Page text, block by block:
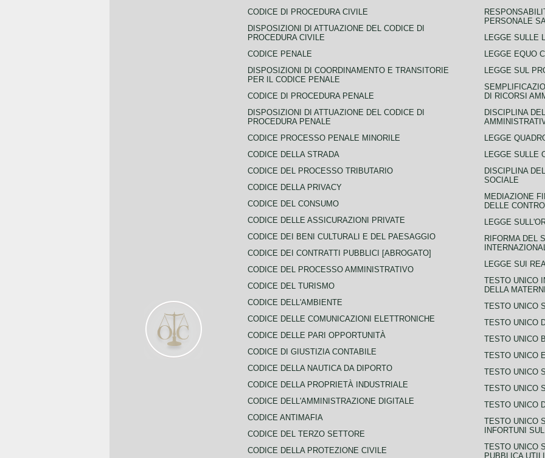
CODICE DI PROCEDURA CIVILE
DISPOSIZIONI DI ATTUAZIONE DEL CODICE DI
PROCEDURA CIVILE
CODICE PENALE
DISPOSIZIONI DI COORDINAMENTO E TRANSITORIE
PER IL CODICE PENALE
CODICE DI PROCEDURA PENALE
DISPOSIZIONI DI ATTUAZIONE DEL CODICE DI
PROCEDURA PENALE
CODICE PROCESSO PENALE MINORILE
CODICE DELLA STRADA
CODICE DEL PROCESSO TRIBUTARIO
CODICE DELLA PRIVACY
CODICE DEL CONSUMO
CODICE DELLE ASSICURAZIONI PRIVATE
CODICE DEI BENI CULTURALI E DEL PAESAGGIO
CODICE DEI CONTRATTI PUBBLICI [ABROGATO]
CODICE DEL PROCESSO AMMINISTRATIVO
CODICE DEL TURISMO
CODICE DELL'AMBIENTE
CODICE DELLE COMUNICAZIONI ELETTRONICHE
CODICE DELLE PARI OPPORTUNITÀ
CODICE DI GIUSTIZIA CONTABILE
CODICE DELLA NAUTICA DA DIPORTO
CODICE DELLA PROPRIETÀ INDUSTRIALE
CODICE DELL'AMMINISTRAZIONE DIGITALE
CODICE ANTIMAFIA
CODICE DEL TERZO SETTORE
CODICE DELLA PROTEZIONE CIVILE
PERSONALE
LEGGE SULLE
LEGGE EQUO
LEGGE SUL
DI RICORSI
DISCIPLINA
LEGGE
LEGGE SULLE
DISCIPLINA
SOCIALE
MEDIAZIONE
DELLE
LEGGE
RIFORMA DEL
LEGGE SUI
TESTO UNICO
DELLA
TESTO UNICO
TESTO UNICO
TESTO UNICO
TESTO UNICO
TESTO UNICO
TESTO UNICO
TESTO UNICO
TESTO UNICO
INFORTUNI
TESTO UNICO
PUBBLICA